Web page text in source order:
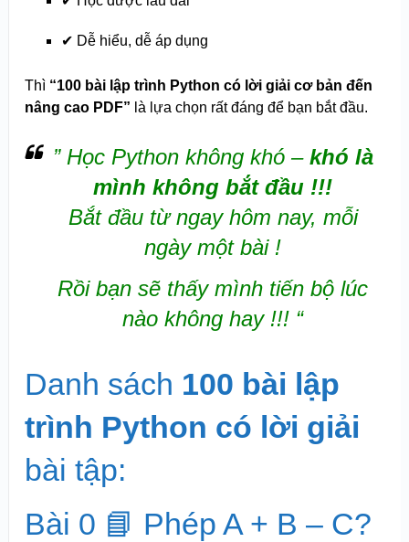
✔ Dễ hiểu, dễ áp dụng
Thì “100 bài lập trình Python có lời giải cơ bản đến
nâng cao PDF” là lựa chọn rất đáng để bạn bắt đầu.
” Học Python không khó – khó là
mình không bắt đầu !!!
Bắt đầu từ ngay hôm nay, mỗi
ngày một bài !
Rồi bạn sẽ thấy mình tiến bộ lúc
nào không hay !!! “
Danh sách 100 bài lập
trình Python có lời giải
bài tập:
Bài 0 📘 Phép A + B – C?